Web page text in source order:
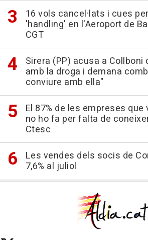
16 vols cancel·lats i cues
'handling' en l'Aeroport de
CGT
Sirera (PP) acusa a
amb la droga i demana
conviure amb ella"
El 87% de les empreses
no ho fa per falta de
Ctesc
Les vendes dels socis de
7,6% al juliol